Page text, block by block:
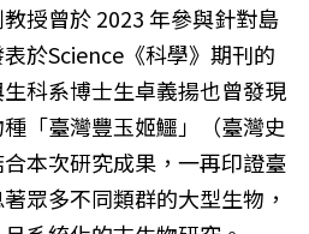
授曾於 2023 年參與針對島
於Science《科學》期刊的
科系博士生卓義揚也曾發現
「臺灣豐玉姬鱷」（臺灣史
本次研究成果，一再印證臺
眾多不同類群的大型生物，